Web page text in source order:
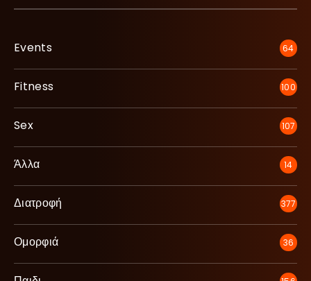
Events 64
Fitness 100
Sex 107
Άλλα 14
Διατροφή 377
Ομορφιά 36